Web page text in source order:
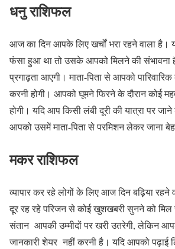
धनु राशिफल
आज का दिन आपके लिए खर्चों भरा रहने वाला है।
फंसा हुआ था तो उसके आपको मिलने की संभावना
प्रगाढ़ता आएगी। माता-पिता से आपको
करनी होगी। आपको घूमने फिरने के दौरान कोई
होगी। यदि आप किसी लंबी दूरी की यात्रा पर
आपको उसमें माता-पिता से परमिशन लेकर जाना
मकर राशिफल
व्यापार कर रहे लोगों के लिए आज दिन बढ़िया
दूर रह रहे परिजन से कोई खुशखबरी सुनने को
संतान आपकी उम्मीदों पर खरी उतरेगी, लेकिन
जानकारी शेयर नहीं करनी है। यदि आपको पढ़ाई